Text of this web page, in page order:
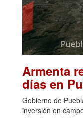
Armenta
días en
Gobierno de
inversión en